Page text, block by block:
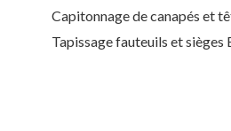
Capitonnage de canapés et
Tapissage fauteuils et sièges